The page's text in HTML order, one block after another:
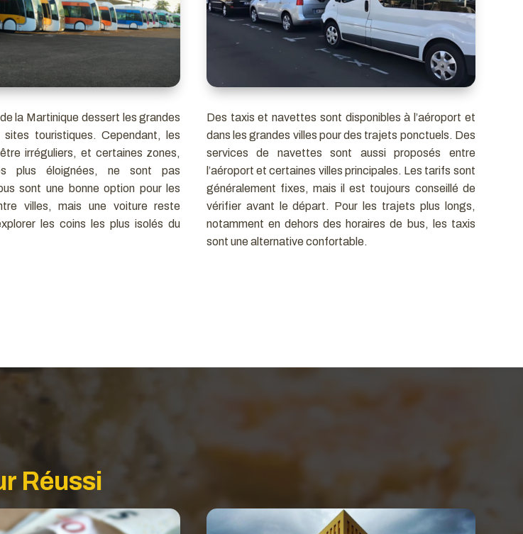
la Martinique dessert les grandes
sites touristiques. Cependant, les
irréguliers, et certaines zones,
plus éloignées, ne sont pas
sont une bonne option pour les
villes, mais une voiture reste
les coins les plus isolés du
Des taxis et navettes sont disponibles à l’aéroport et
dans les grandes villes pour des trajets ponctuels. Des
services de navettes sont aussi proposés entre
l’aéroport et certaines villes principales. Les tarifs sont
généralement fixes, mais il est toujours conseillé de
vérifier avant le départ. Pour les trajets plus longs,
notamment en dehors des horaires de bus, les taxis
sont une alternative confortable.
Réussi